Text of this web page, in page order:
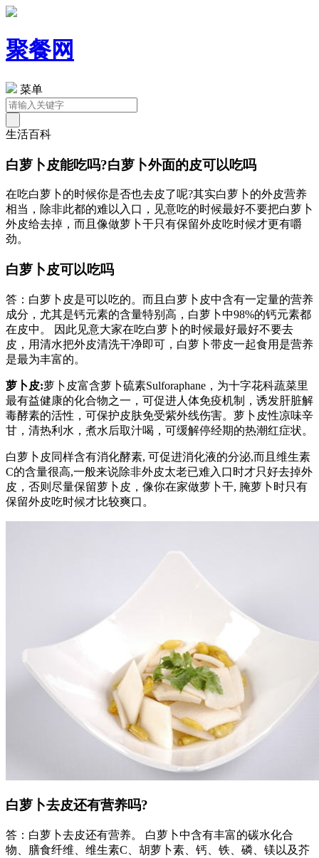
聚餐网
菜单
生活百科
白萝卜皮能吃吗?白萝卜外面的皮可以吃吗
在吃白萝卜的时候你是否也去皮了呢?其实白萝卜的外皮营养
相当，除非此都的难以入口，见意吃的时候最好不要把白萝卜
外皮给去掉，而且像做萝卜干只有保留外皮吃时候才更有嚼
劲。
白萝卜皮可以吃吗
答：白萝卜皮是可以吃的。而且白萝卜皮中含有一定量的营养
成分，尤其是钙元素的含量特别高，白萝卜中98%的钙元素都
在皮中。 因此见意大家在吃白萝卜的时候最好最好不要去
皮，用清水把外皮清洗干净即可，白萝卜带皮一起食用是营养
是最为丰富的。
萝卜皮:萝卜皮富含萝卜硫素Sulforaphane，为十字花科蔬菜里
最有益健康的化合物之一，可促进人体免疫机制，诱发肝脏解
毒酵素的活性，可保护皮肤免受紫外线伤害。萝卜皮性凉味辛
甘，清热利水，煮水后取汁喝，可缓解停经期的热潮红症状。
白萝卜皮同样含有消化酵素, 可促进消化液的分泌,而且维生素
C的含量很高,一般来说除非外皮太老已难入口时才只好去掉外
皮，否则尽量保留萝卜皮，像你在家做萝卜干, 腌萝卜时只有
保留外皮吃时候才比较爽口。
白萝卜去皮还有营养吗?
答：白萝卜去皮还有营养。 白萝卜中含有丰富的碳水化合
物、膳食纤维、维生素C、胡萝卜素、钙、铁、磷、镁以及芥